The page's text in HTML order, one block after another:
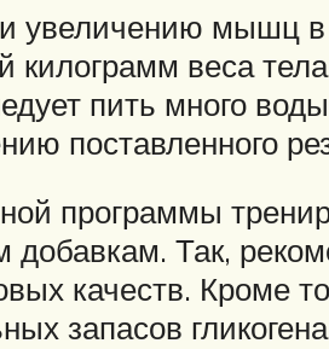
увеличению мышц
веса
пить много
поставленного
программы
Так,
качеств. Кроме
запасов